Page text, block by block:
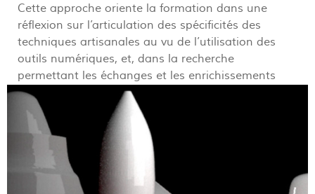
Cette approche oriente la formation dans une
réflexion sur l’articulation des spécificités des
techniques artisanales au vu de l’utilisation des
outils numériques, et, dans la recherche
permettant les échanges et les enrichissements
réciproques des techniques entre elles.